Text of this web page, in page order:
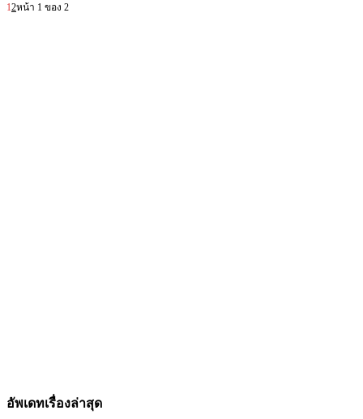
12หน้า 1 ของ 2
อัพเดทเรื่องล่าสุด